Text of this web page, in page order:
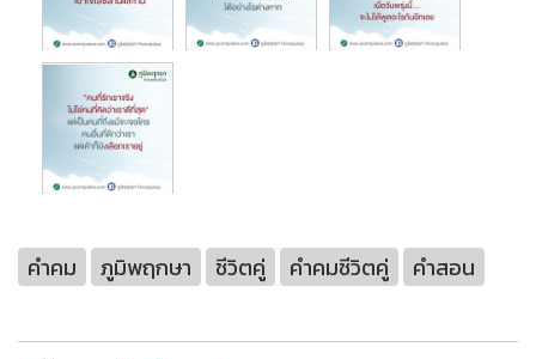
คำคม ภูมิพฤกษา ชีวิตคู่ คำคมชีวิตคู่ คำสอน